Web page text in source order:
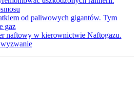
od paliwowych gigantów. Tym
gaz
naftowy w kierownictwie Naftogazu.